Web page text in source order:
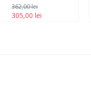
305,00 lei
362,00 lei